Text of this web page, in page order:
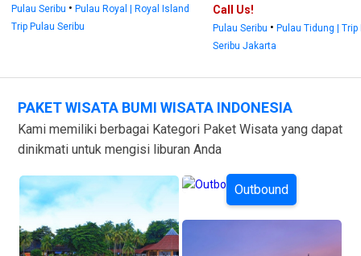
Pulau Seribu • Pulau Royal | Royal Island
Trip Pulau Seribu
Call Us!
Pulau Seribu • Pulau Tidung | Trip
Seribu Jakarta
PAKET WISATA BUMI WISATA INDONESIA
Kami memiliki berbagai Kategori Paket Wisata yang dapat
dinikmati untuk mengisi liburan Anda
Outbound